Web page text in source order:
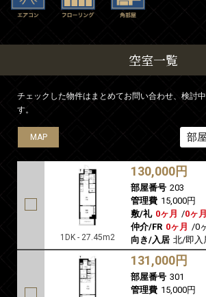
空室一覧
チェックした物件はまとめてお問い合わせ、検討
す。
MAP
1DK - 27.45m2
130,000円
部屋番号 203
管理費 15,000円
敷/礼 0ヶ月 /0ヶ月
仲介/FR 0ヶ月 /0
向き/入居 北/即入
MAP
131,000円
部屋番号 301
管理費 15,000円
MAP